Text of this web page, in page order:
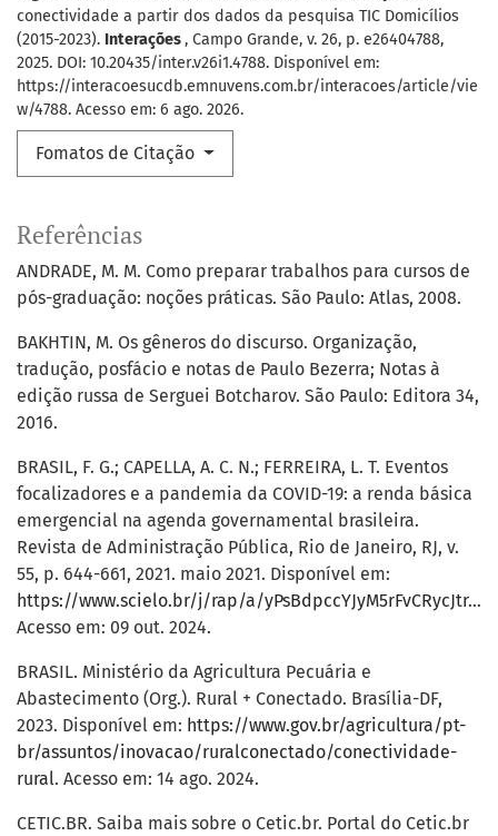
conectividade a partir dos dados da pesquisa TIC Domicílios
(2015-2023). Interações, Campo Grande, v. 26, p. e26404788,
2025. DOI: 10.20435/inter.v26i1.4788. Disponível em:
https://interacoesucdb.emnuvens.com.br/interacoes/article/vie
w/4788. Acesso em: 6 ago. 2026.
Fomatos de Citação
Referências
ANDRADE, M. M. Como preparar trabalhos para cursos de
pós-graduação: noções práticas. São Paulo: Atlas, 2008.
BAKHTIN, M. Os gêneros do discurso. Organização,
tradução, posfácio e notas de Paulo Bezerra; Notas à
edição russa de Serguei Botcharov. São Paulo: Editora 34,
2016.
BRASIL, F. G.; CAPELLA, A. C. N.; FERREIRA, L. T. Eventos
focalizadores e a pandemia da COVID-19: a renda básica
emergencial na agenda governamental brasileira.
Revista de Administração Pública, Rio de Janeiro, RJ, v.
55, p. 644-661, 2021. maio 2021. Disponível em:
https://www.scielo.br/j/rap/a/yPsBdpccYJyM5rFvCRycJtr/#
Acesso em: 09 out. 2024.
BRASIL. Ministério da Agricultura Pecuária e
Abastecimento (Org.). Rural + Conectado. Brasília-DF,
2023. Disponível em: https://www.gov.br/agricultura/pt-
br/assuntos/inovacao/ruralconectado/conectividade-
rural. Acesso em: 14 ago. 2024.
CETIC.BR. Saiba mais sobre o Cetic.br. Portal do Cetic.br